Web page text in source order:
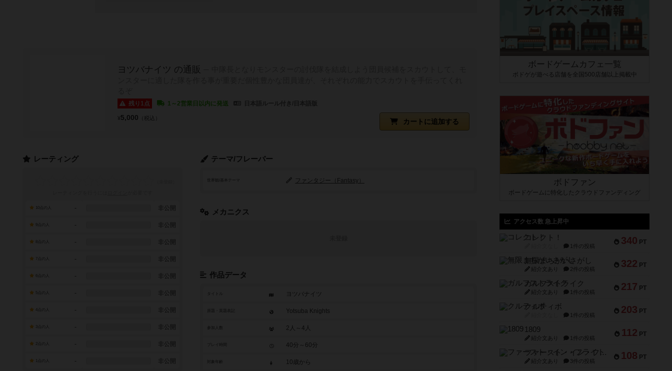
ヨツバナイツ の通販
残り1点 1～2営業日以内に発送
カートに追加する
¥5,000 （税込）
テーマ/フレーバー
世界観/基本テーマ ファンタジー（Fantasy）
メカニクス
作品データ
タイトル ヨツバナイツ
Yotsuba Knights
参加人数 2人～4人
40分～60分
10歳から
レーティング
- 非公開
- 非公開
- 非公開
7点の人 - 非公開
- 非公開
- 非公開
- 非公開
- 非公開
- 非公開
- 非公開
ボードゲームカフェ一覧
ボドゲが遊べる店舗を全国500店舗以上掲載中
ボドファン
ボードゲームに特化したクラウドファンディング
アクセス数 急上昇中
340 PT
コレクト！
1件の投稿
322 PT
無限まちがいさがし
紹介文あり 2件の投稿
217 PT
ガルフストライク
紹介文あり 1件の投稿
203 PT
クルティボ
1件の投稿
112 PT
1809
紹介文あり 1件の投稿
108 PT
ファースト・イン・フライト
紹介文あり 3件の投稿